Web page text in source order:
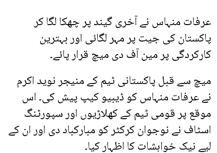
عرفات منہاس نے آخری گیند پر چھکا لگا کر
پاکستان کی جیت پر مہر لگائی اور بہترین
کارکردگی پر مین آف دی میچ قرار پائے۔
میچ سے قبل پاکستانی ٹیم کے منیجر نوید اکرم
نے عرفات منہاس کو ڈیبیو کیپ پیش کی۔ اس
موقع پر قومی ٹیم کے کھلاڑیوں اور سپورٹنگ
اسٹاف نے نوجوان کرکٹر کو مبارکباد دی اور ان کے
لیے نیک خواہشات کا اظہار کیا۔